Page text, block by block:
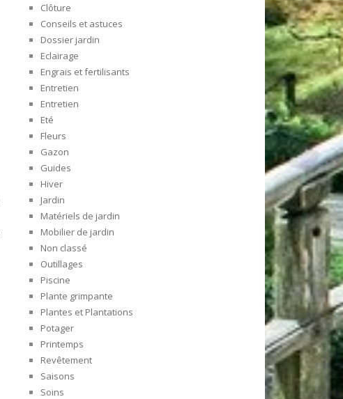
Clôture
Conseils et astuces
Dossier jardin
Eclairage
Engrais et fertilisants
Entretien
Entretien
Eté
Fleurs
Gazon
Guides
Hiver
Jardin
Matériels de jardin
Mobilier de jardin
Non classé
Outillages
Piscine
Plante grimpante
Plantes et Plantations
Potager
Printemps
Revêtement
Saisons
Soins